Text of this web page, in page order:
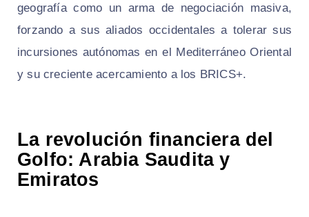
geografía como un arma de negociación masiva,
forzando a sus aliados occidentales a tolerar sus
incursiones autónomas en el Mediterráneo Oriental
y su creciente acercamiento a los BRICS+.
La revolución financiera del
Golfo: Arabia Saudita y
Emiratos